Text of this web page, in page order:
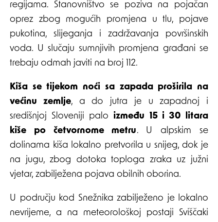
regijama. Stanovništvo se poziva na pojačan
oprez zbog mogućih promjena u tlu, pojave
pukotina, slijeganja i zadržavanja površinskih
voda. U slučaju sumnjivih promjena građani se
trebaju odmah javiti na broj 112.
Kiša se tijekom noći sa zapada proširila na
većinu zemlje, a do jutra je u zapadnoj i
središnjoj Sloveniji palo između 15 i 30 litara
kiše po četvornome metru. U alpskim se
dolinama kiša lokalno pretvorila u snijeg, dok je
na jugu, zbog dotoka toploga zraka uz južni
vjetar, zabilježena pojava obilnih oborina.
U području kod Snežnika zabilježeno je lokalno
nevrijeme, a na meteorološkoj postaji Sviščaki